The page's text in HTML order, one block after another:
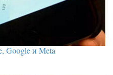
Google и Meta